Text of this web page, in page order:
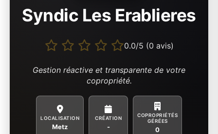
Syndic Les Erablieres
0.0/5 (0 avis)
Gestion réactive et transparente de votre
copropriété.
LOCALISATION
Metz
CRÉATION
-
COPROPRIÉTÉS
GÉRÉES
0